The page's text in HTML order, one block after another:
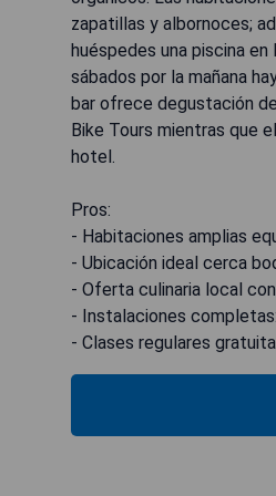
zapatillas y albornoces;
huéspedes una piscina
sábados por la mañana
bar ofrece degustación
Bike Tours mientras que
hotel.
Pros:
- Habitaciones amplias
- Ubicación ideal cerca
- Oferta culinaria local
- Instalaciones
- Clases regulares